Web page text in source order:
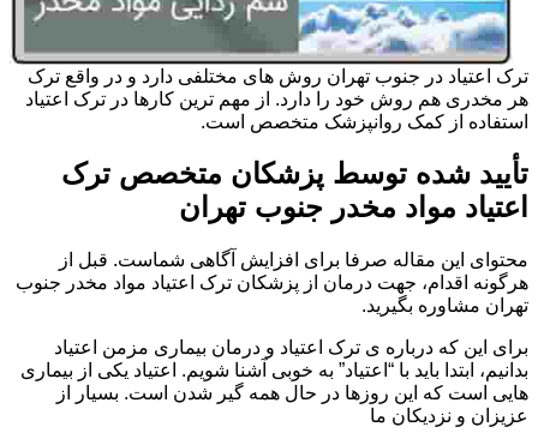
ترک اعتیاد در جنوب تهران روش های مختلفی دارد و در واقع ترک
هر مخدری هم روش خود را دارد. از مهم ترین کارها در ترک اعتیاد
استفاده از کمک روانپزشک متخصص است.
تأیید شده توسط پزشکان متخصص ترک
اعتیاد مواد مخدر جنوب تهران
محتوای این مقاله صرفا برای افزایش آگاهی شماست. قبل از
هرگونه اقدام، جهت درمان از پزشکان ترک اعتیاد مواد مخدر جنوب
تهران مشاوره بگیرید.
برای این که درباره ی ترک اعتیاد و درمان بیماری مزمن اعتیاد
بدانیم، ابتدا باید با “اعتیاد” به خوبی آشنا شویم. اعتیاد یکی از بیماری
هایی است که این روزها در حال همه گیر شدن است. بسیار از
عزیزان و نزدیکان ما